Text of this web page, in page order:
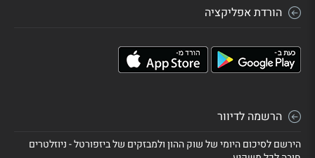
הורדת אפליקציה
הרשמה לדיוור
הירשם לסיכום היומי של שוק ההון ולמבזקים של ביזפורטל - ניוזלטרים